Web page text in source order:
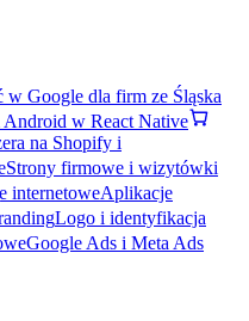
w Google dla firm ze Śląska
w React Native
na Shopify i
Strony firmowe i wizytówki
internetoweAplikacje
Logo i identyfikacja
Google Ads i Meta Ads